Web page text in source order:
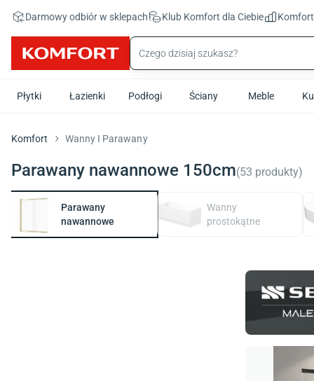
Darmowy odbiór w sklepach Klub Komfort dla Ciebie
Płytki Łazienki Podłogi Ściany Meble
Komfort Wanny I Parawany
Parawany nawannowe 150cm(53 produkty)
Parawany
nawannowe
Wanny
prostokątne